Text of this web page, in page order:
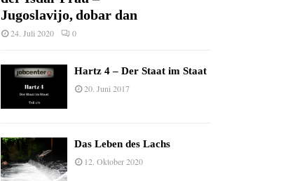
Jugoslavijo, dobar dan
24. Juli 2020 0
Hartz 4 – Der Staat im Staat
20. Juni 2017
Das Leben des Lachs
12. Oktober 2020